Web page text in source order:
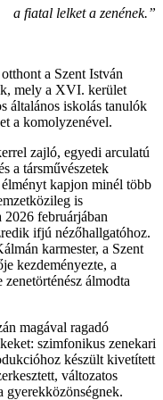
a fiatal lelket a zenének.”
a Szent István
mely a XVI. kerület
általános iskolás tanulók
a komolyzenével.
zajló, egyedi arculatú
a társművészetek
kapjon minél több
is
2026 februárjában
ifjú nézőhallgatóhoz.
karmester, a Szent
kezdeményezte, a
álmodta
magával ragadó
szimfonikus zenekari
készült kivetített
változatos
gyerekközönségnek.